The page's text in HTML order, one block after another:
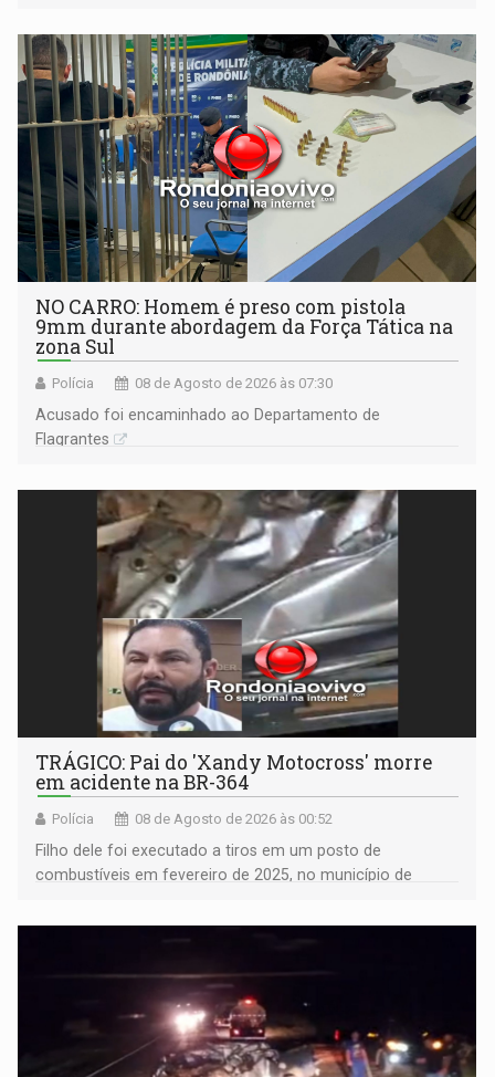
NO CARRO: Homem é preso com pistola
9mm durante abordagem da Força Tática na
zona Sul
Polícia 08 de Agosto de 2026 às 07:30
Acusado foi encaminhado ao Departamento de
Flagrantes
TRÁGICO: Pai do 'Xandy Motocross' morre
em acidente na BR-364
Polícia 08 de Agosto de 2026 às 00:52
Filho dele foi executado a tiros em um posto de
combustíveis em fevereiro de 2025, no município de